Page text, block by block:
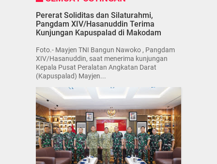
Pererat Soliditas dan Silaturahmi,
Pangdam XIV/Hasanuddin Terima
Kunjungan Kapuspalad di Makodam
Foto.- Mayjen TNI Bangun Nawoko , Pangdam
XIV/Hasanuddin, saat menerima kunjungan
Kepala Pusat Peralatan Angkatan Darat
(Kapuspalad) Mayjen...